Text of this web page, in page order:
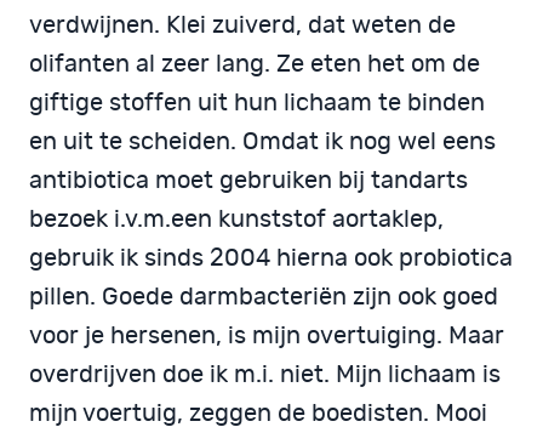
verdwijnen. Klei zuiverd, dat weten de
olifanten al zeer lang. Ze eten het om de
giftige stoffen uit hun lichaam te binden
en uit te scheiden. Omdat ik nog wel eens
antibiotica moet gebruiken bij tandarts
bezoek i.v.m.een kunststof aortaklep,
gebruik ik sinds 2004 hierna ook probiotica
pillen. Goede darmbacteriën zijn ook goed
voor je hersenen, is mijn overtuiging. Maar
overdrijven doe ik m.i. niet. Mijn lichaam is
mijn voertuig, zeggen de boedisten. Mooi